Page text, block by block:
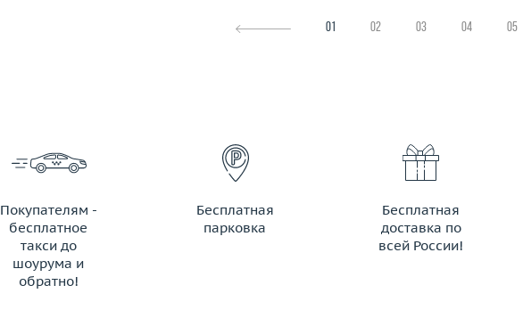
01 02 03 04 05
Покупателям -
бесплатное
такси до
шоурума и
обратно!
ЗАКАЗАТЬ ТАКСИ
Бесплатная
парковка
Бесплатная
доставка по
всей России!